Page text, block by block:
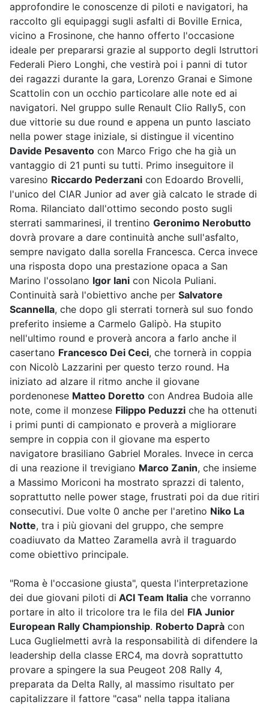
approfondire le conoscenze di piloti e navigatori, ha
raccolto gli equipaggi sugli asfalti di Boville Ernica,
vicino a Frosinone, che hanno offerto l'occasione
ideale per prepararsi grazie al supporto degli Istruttori
Federali Piero Longhi, che vestirà poi i panni di tutor
dei ragazzi durante la gara, Lorenzo Granai e Simone
Scattolin con un occhio particolare alle note ed ai
navigatori. Nel gruppo sulle Renault Clio Rally5, con
due vittorie su due round e appena un punto lasciato
nella power stage iniziale, si distingue il vicentino
Davide Pesavento con Marco Frigo che ha già un
vantaggio di 21 punti su tutti. Primo inseguitore il
varesino Riccardo Pederzani con Edoardo Brovelli,
l'unico del CIAR Junior ad aver già calcato le strade di
Roma. Rilanciato dall'ottimo secondo posto sugli
sterrati sammarinesi, il trentino Geronimo Nerobutto
dovrà provare a dare continuità anche sull'asfalto,
sempre navigato dalla sorella Francesca. Cerca invece
una risposta dopo una prestazione opaca a San
Marino l'ossolano Igor Iani con Nicola Puliani.
Continuità sarà l'obiettivo anche per Salvatore
Scannella, che dopo gli sterrati tornerà sul suo fondo
preferito insieme a Carmelo Galipò. Ha stupito
nell'ultimo round e proverà ancora a farlo anche il
casertano Francesco Dei Ceci, che tornerà in coppia
con Nicolò Lazzarini per questo terzo round. Ha
iniziato ad alzare il ritmo anche il giovane
pordenonese Matteo Doretto con Andrea Budoia alle
note, come il monzese Filippo Peduzzi che ha ottenuti
i primi punti di campionato e proverà a migliorare
sempre in coppia con il giovane ma esperto
navigatore brasiliano Gabriel Morales. Invece in cerca
di una reazione il trevigiano Marco Zanin, che insieme
a Massimo Moriconi ha mostrato sprazzi di talento,
soprattutto nelle power stage, frustrati poi da due ritiri
consecutivi. Due volte 0 anche per l'aretino Niko La
Notte, tra i più giovani del gruppo, che sempre
coadiuvato da Matteo Zaramella avrà il traguardo
come obiettivo principale.
"Roma è l'occasione giusta", questa l'interpretazione
dei due giovani piloti di ACI Team Italia che vorranno
portare in alto il tricolore tra le fila del FIA Junior
European Rally Championship. Roberto Daprà con
Luca Guglielmetti avrà la responsabilità di difendere la
leadership della classe ERC4, ma dovrà soprattutto
provare a spingere la sua Peugeot 208 Rally 4,
preparata da Delta Rally, al massimo risultato per
capitalizzare il fattore "casa" nella tappa italiana